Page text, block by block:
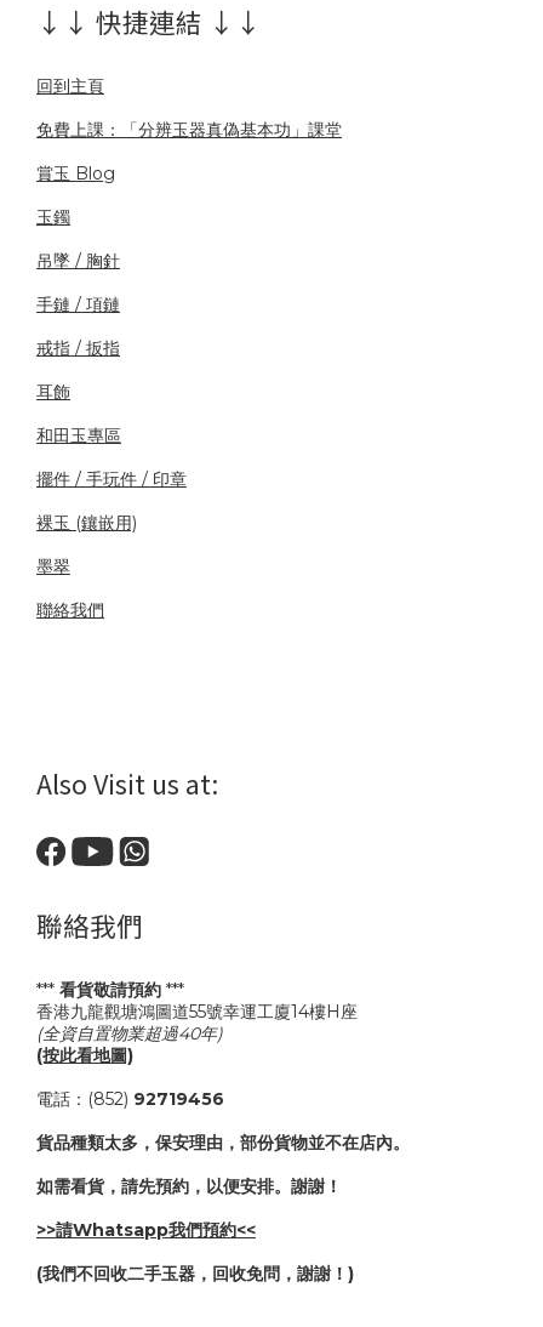
↓↓ 快捷連結 ↓↓
回到主頁
免費上課：「分辨玉器真偽基本功」課堂
賞玉 Blog
玉鐲
吊墜 / 胸針
手鏈 / 項鏈
戒指 / 扳指
耳飾
和田玉專區
擺件 / 手玩件 / 印章
裸玉 (鑲嵌用)
墨翠
聯絡我們
Also Visit us at:
聯絡我們
*** 看貨敬請預約 ***
香港九龍觀塘鴻圖道55號幸運工廈14樓H座
(全資自置物業超過40年)
(按此看地圖)
電話：(852) 92719456
貨品種類太多，保安理由，部份貨物並不在店內。
如需看貨，請先預約，以便安排。謝謝！
>>請Whatsapp我們預約<<
(我們不回收二手玉器，回收免問，謝謝！)